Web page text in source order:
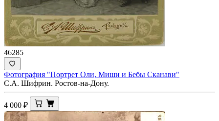
46285
Фотография "Портрет Оли, Миши и Бебы Сканави"
С.А. Шифрин. Ростов-на-Дону.
4 000 ₽